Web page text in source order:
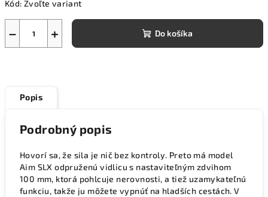
cena:
Kód: Zvoľte variant
+
− Do košíka
Popis
Podrobný popis
Hovorí sa, že sila je nič bez kontroly. Preto má model
Aim SLX odpruženú vidlicu s nastaviteľným zdvihom
100 mm, ktorá pohlcuje nerovnosti, a tiež uzamykateľnú
funkciu, takže ju môžete vypnúť na hladších cestách. V